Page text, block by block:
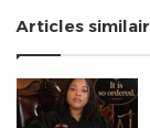
Articles